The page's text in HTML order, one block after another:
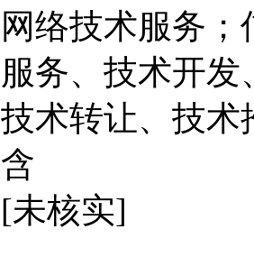
网络技术服务
服务、技术开
技术转让、技术
含
[未核实]